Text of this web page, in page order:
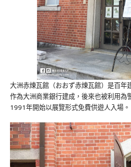
大洲赤煉瓦館（おおず赤煉瓦館）是百年
作為大洲商業銀行建成，後來也被利用為
1991年開始以展覽形式免費供遊人入場。